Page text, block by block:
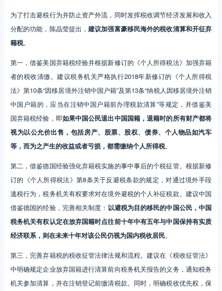
为了打击避税行为并防止资产外流，同时发挥税收调节经济发展和收入
分配的功能，陈晶莹提出，建议加强富豪移民海外的税收清算和开征弃
籍税。
第一，借鉴美国弃籍税经验并根据新修订的《个人所得税法》加强弃籍
者的税收清缴。建议税务机关严格执行2018年新修订的《个人所得税
法》第10条“因移居境外注销中国户籍”及第13条“纳税人因移居境外注销
中国户籍的，应当在注销中国户籍前办理税款清算”等规定，并借鉴美
国弃籍税经验，即如果中国公民退出中国国籍，退籍时的所有财产都将
视为以公允价出售，包括房产、股票、股权、债券、个人物品如汽车
等，而为之产生的收益或者亏损，都需缴纳个人所得税。
第二，借鉴德国经验强化弃籍税实施的事中事后的个税征管。根据新修
订的《个人所得税法》第8条关于反避税条款的规定，对通过境外手段
逃税行为，税务机关有权要求对在境外避税的个人补征税款。建议中国
借鉴德国的经验，完善相关制度： 以避税为目的移民的中国公民，中国
税务机关有权认定在放弃国籍时点往前十年中有五年与中国保持有实质
经济联系，则在未来十年对该公民仍视为国内税收居民。
第三，完善弃籍税的税收征管法律法规和流程。建议在《税收征管法》
中明确规定企业放弃国籍进行清算前向税务机关报告的义务，通知税务
机关参加清算，并在注销登记前缴清税款。同时，明确税收优先权，保